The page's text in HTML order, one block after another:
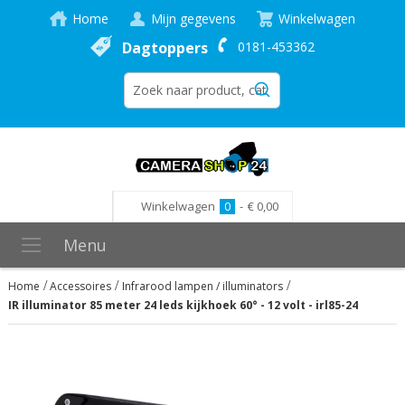
Home Mijn gegevens Winkelwagen
Dagtoppers 0181-453362
Winkelwagen 0 - € 0,00
Menu
Home Accessoires
Infrarood lampen / illuminators
IR illuminator 85 meter 24 leds kijkhoek 60° - 12 volt - irl85-24